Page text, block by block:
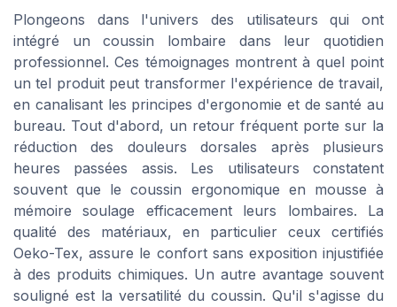
Plongeons dans l'univers des utilisateurs qui ont
intégré un coussin lombaire dans leur quotidien
professionnel. Ces témoignages montrent à quel point
un tel produit peut transformer l'expérience de travail,
en canalisant les principes d'ergonomie et de santé au
bureau. Tout d'abord, un retour fréquent porte sur la
réduction des douleurs dorsales après plusieurs
heures passées assis. Les utilisateurs constatent
souvent que le coussin ergonomique en mousse à
mémoire soulage efficacement leurs lombaires. La
qualité des matériaux, en particulier ceux certifiés
Oeko-Tex, assure le confort sans exposition injustifiée
à des produits chimiques. Un autre avantage souvent
souligné est la versatilité du coussin. Qu'il s'agisse du